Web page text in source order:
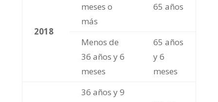
2018
meses o
más
65 años
Menos de
36 años y 6
meses
65 años
y 6
meses
36 años y 9